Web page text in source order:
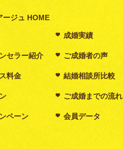
ージュ HOME
セラー紹介
料金
ペーン
成婚実績
ご成婚者の声
結婚相談所比較
ご成婚までの流れ
会員データ